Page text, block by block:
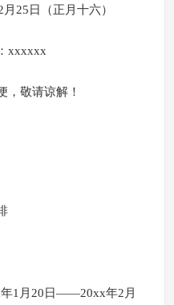
25日（正月十六）
xxxxxx
，敬请谅解！
1月20日——20xx年2月